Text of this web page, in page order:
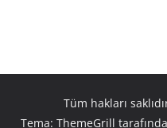
Tüm hakları
Tema: ThemeGrill